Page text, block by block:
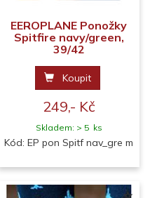
EEROPLANE Ponožky
Spitfire navy/green,
39/42
Koupit
249,- Kč
Skladem: > 5 ks
Kód: EP pon Spitf nav_gre m